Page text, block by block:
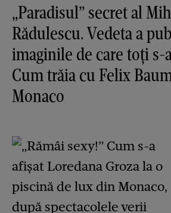
„Paradisul” secret al
Rădulescu. Vedeta a
imaginile de care toți s-
Cum trăia cu Felix
Monaco